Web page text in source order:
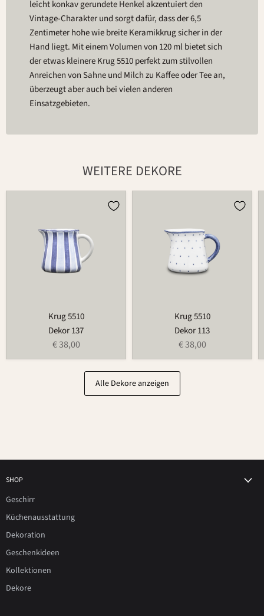
leicht konkav gerundete Henkel akzentuiert den
Vintage-Charakter und sorgt dafür, dass der 6,5
Zentimeter hohe wie breite Keramikkrug sicher in der
Hand liegt. Mit einem Volumen von 120 ml bietet sich
der etwas kleinere Krug 5510 perfekt zum stilvollen
Anreichen von Sahne und Milch zu Kaffee oder Tee an,
überzeugt aber auch bei vielen anderen
Einsatzgebieten.
WEITERE DEKORE
Krug 5510
Dekor 137
€ 38,00
Krug 5510
Dekor 113
€ 38,00
Alle Dekore anzeigen
SHOP
Geschirr
Küchenausstattung
Dekoration
Geschenkideen
Kollektionen
Dekore